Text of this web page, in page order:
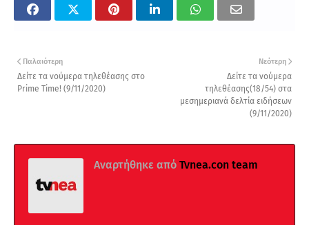
Νεότερη
Δείτε τα νούμερα
τηλεθέασης(18/54) στα
μεσημεριανά δελτία ειδήσεων
(9/11/2020)
Παλαιότερη
Δείτε τα νούμερα τηλεθέασης στo
Prime Time! (9/11/2020)
Αναρτήθηκε από Tvnea.con team